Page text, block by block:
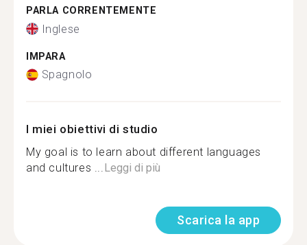
PARLA CORRENTEMENTE
Inglese
IMPARA
Spagnolo
I miei obiettivi di studio
My goal is to learn about different languages
and cultures ...Leggi di più
Scarica la app